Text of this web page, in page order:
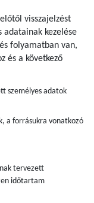
visszajelzést
adatainak kezelése
folyamatban van,
és a következő
személyes adatok
a forrásukra vonatkozó
tervezett
időtartam